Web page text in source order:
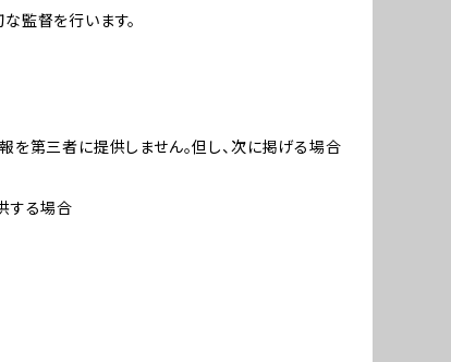
監督を行います。
第三者に提供しません。但し、次に掲げる場合
する場合